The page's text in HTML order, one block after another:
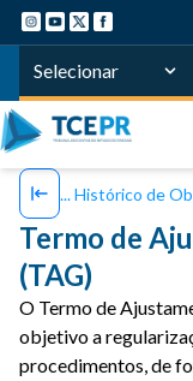
Selecionar
Histórico de
Termo de
(TAG)
O Termo de
objetivo a
procedimentos, de